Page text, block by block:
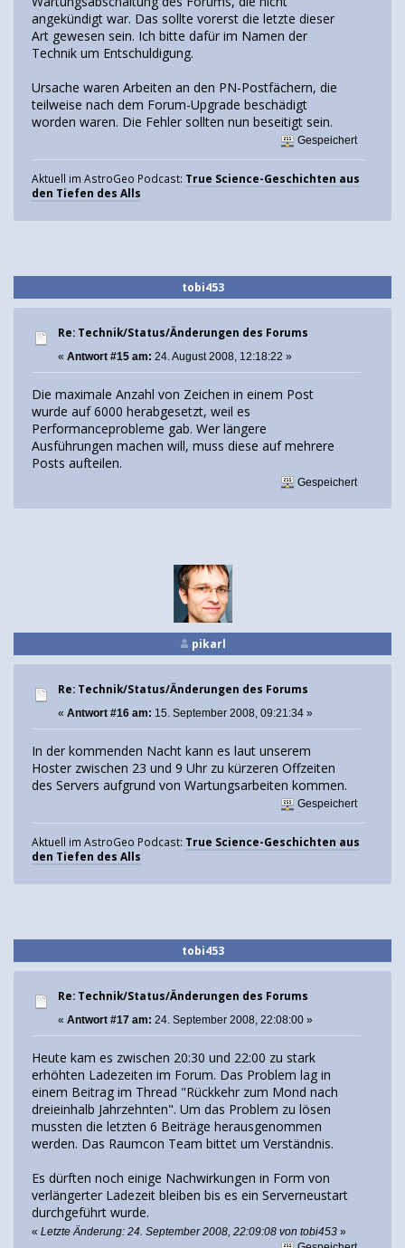
angekündigt war. Das sollte vorerst die letzte dieser
Art gewesen sein. Ich bitte dafür im Namen der
Technik um Entschuldigung.
Ursache waren Arbeiten an den PN-Postfächern, die
teilweise nach dem Forum-Upgrade beschädigt
worden waren. Die Fehler sollten nun beseitigt sein.
Gespeichert
Aktuell im AstroGeo Podcast: True Science-Geschichten aus
den Tiefen des Alls
tobi453
Re: Technik/Status/Änderungen des Forums
« Antwort #15 am: 24. August 2008, 12:18:22 »
Die maximale Anzahl von Zeichen in einem Post
wurde auf 6000 herabgesetzt, weil es
Performanceprobleme gab. Wer längere
Ausführungen machen will, muss diese auf mehrere
Posts aufteilen.
Gespeichert
pikarl
Re: Technik/Status/Änderungen des Forums
« Antwort #16 am: 15. September 2008, 09:21:34 »
In der kommenden Nacht kann es laut unserem
Hoster zwischen 23 und 9 Uhr zu kürzeren Offzeiten
des Servers aufgrund von Wartungsarbeiten kommen.
Gespeichert
Aktuell im AstroGeo Podcast: True Science-Geschichten aus
den Tiefen des Alls
tobi453
Re: Technik/Status/Änderungen des Forums
« Antwort #17 am: 24. September 2008, 22:08:00 »
Heute kam es zwischen 20:30 und 22:00 zu stark
erhöhten Ladezeiten im Forum. Das Problem lag in
einem Beitrag im Thread "Rückkehr zum Mond nach
dreieinhalb Jahrzehnten". Um das Problem zu lösen
mussten die letzten 6 Beiträge herausgenommen
werden. Das Raumcon Team bittet um Verständnis.
Es dürften noch einige Nachwirkungen in Form von
verlängerter Ladezeit bleiben bis es ein Serverneustart
durchgeführt wurde.
« Letzte Änderung: 24. September 2008, 22:09:08 von tobi453 »